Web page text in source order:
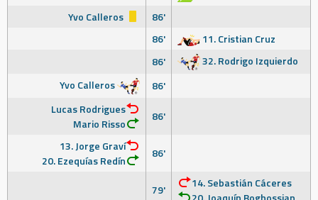
Yvo Calleros
86'
86'
11. Cristian Cruz
86'
32. Rodrigo Izquierdo
Yvo Calleros
86'
Lucas Rodrigues
Mario Risso
86'
13. Jorge Graví
20. Ezequías Redín
86'
79'
14. Sebastián Cáceres